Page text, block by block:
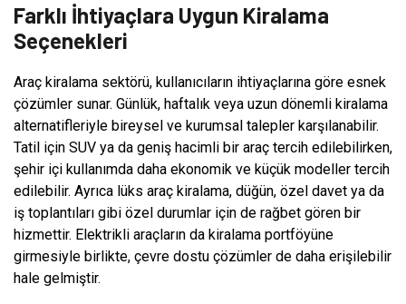
Farklı İhtiyaçlara Uygun Kiralama
Seçenekleri
Araç kiralama sektörü, kullanıcıların ihtiyaçlarına göre esnek
çözümler sunar. Günlük, haftalık veya uzun dönemli kiralama
alternatifleriyle bireysel ve kurumsal talepler karşılanabilir.
Tatil için SUV ya da geniş hacimli bir araç tercih edilebilirken,
şehir içi kullanımda daha ekonomik ve küçük modeller tercih
edilebilir. Ayrıca lüks araç kiralama, düğün, özel davet ya da
iş toplantıları gibi özel durumlar için de rağbet gören bir
hizmettir. Elektrikli araçların da kiralama portföyüne
girmesiyle birlikte, çevre dostu çözümler de daha erişilebilir
hale gelmiştir.